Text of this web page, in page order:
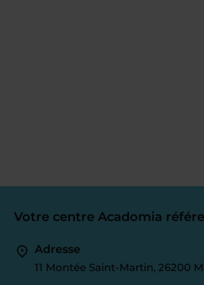
Votre centre Acadomia
Adresse
11 Montée Saint-Martin, 26200